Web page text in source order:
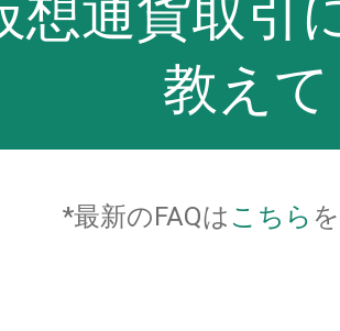
想通貨取引
教え
新のFAQはこちら